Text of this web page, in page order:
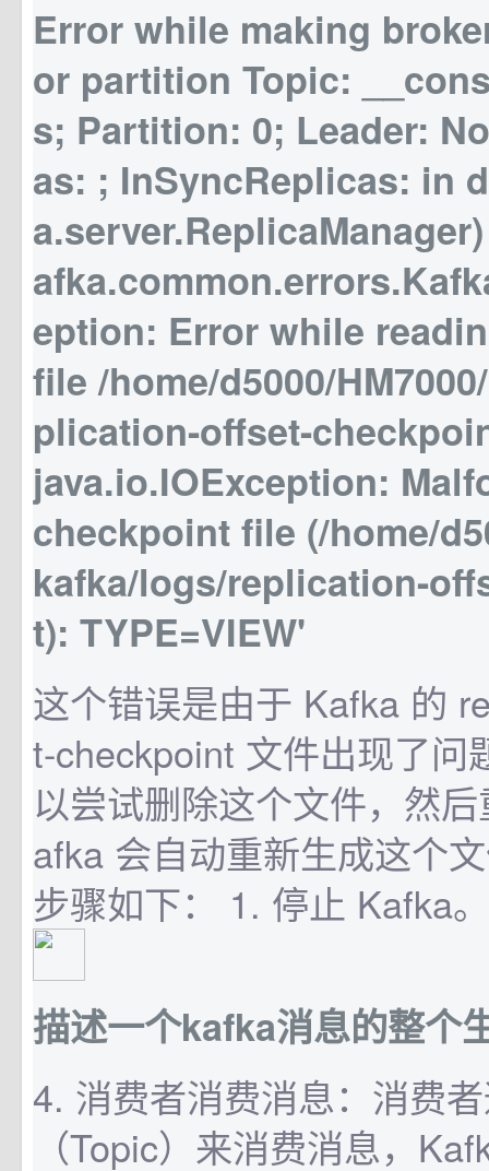
Error while making
or partition Topic:
s; Partition: 0; Leader:
as: ; InSyncReplicas: in
eption: Error while
file /home/d5000/
plication-offset-
java.io.IOException:
checkpoint file (/home/
kafka/logs/replication-
t): TYPE=VIEW'
这个错误是由于 Kafka 的
t-checkpoint 文件出现了问
以尝试删除这个文件，然
afka 会自动重新生成这个
步骤如下： 1. 停止 Kafka
描述一个kafka消息的整个
4. 消费者消费消息：消费
（Topic）来消费消息，